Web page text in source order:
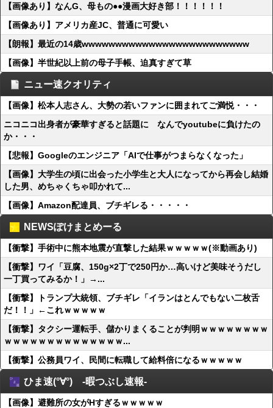
【画像あり】なんG、母もの●●漫画大好き部！！！！！！
【画像あり】アメリカ産JC、普通に可愛い
【朗報】最近の14歳wwwwwwwwwwwwwwwwwwwwwwwww
【画像】半世紀以上前の母子手帳、迫真すぎて草
ニュー速クオリティ
【画像】松本人志さん、大勢の若いファンに囲まれてご満悦・・・
ニコニコ出身者が豪華すぎると話題に なんでyoutubeに負けたの
か・・・
【悲報】Googleのエンジニア「AIで仕事がつまらなくなった」
【画像】大学生の頃に出会った小学生と大人になってから再会し結婚
した男、めちゃくちゃ叩かれて...
【画像】Amazon配達員、ブチギレる・・・・・
NEWSぽけまとめーる
【衝撃】手術中に熊本地震が直撃した結果ｗｗｗｗｗ(※動画あり)
【衝撃】ワイ「豆腐、150g×2丁で250円か…高いけど美味そうだし
一丁買ってみるか！」→...
【衝撃】トランプ大統領、ブチギレ「イランはとんでもない二枚舌
だ！！」←これｗｗｗｗｗ
【衝撃】タクシー運転手、儲かりまくることが判明ｗｗｗｗｗｗｗｗ
ｗｗｗｗｗｗｗｗｗｗｗｗｗｗ...
【衝撃】公務員ワイ、民間に転職して給料倍になるｗｗｗｗｗ
ひま速(°∀°) -暇つぶし速報-
【画像】避難所の女がHすぎるｗｗｗｗｗ